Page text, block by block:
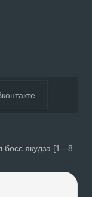
якудза [1 - 8